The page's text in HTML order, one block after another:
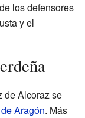
los defensores
y el
de Alcoraz se
Aragón. Más